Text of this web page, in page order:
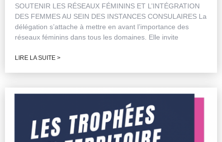
SOUTENIR LES RÉSEAUX FÉMININS ET L’INTÉGRATION
DES FEMMES AU SEIN DES INSTANCES CONSULAIRES La
délégation s’attache à mettre en avant l’importance des
réseaux féminins dans tous les domaines. Elle invite
LIRE LA SUITE >